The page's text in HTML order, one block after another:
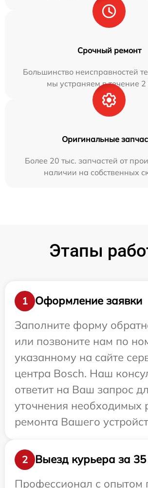
Срочный ремонт
Большинство неисправностей
мы устраняем в течение 2
Оригинальные
Более 20 тыс. запчастей от
наличии на собственных
Этапы
1
Оформление заявки
Заполните форму
или позвоните нам по
указанному на сайте
центра Bosch. Наш
ответит на Ваш запрос
уточнения необходимых
ремонта Вашего
2
Выезд курьера за
Профессионал с опытом